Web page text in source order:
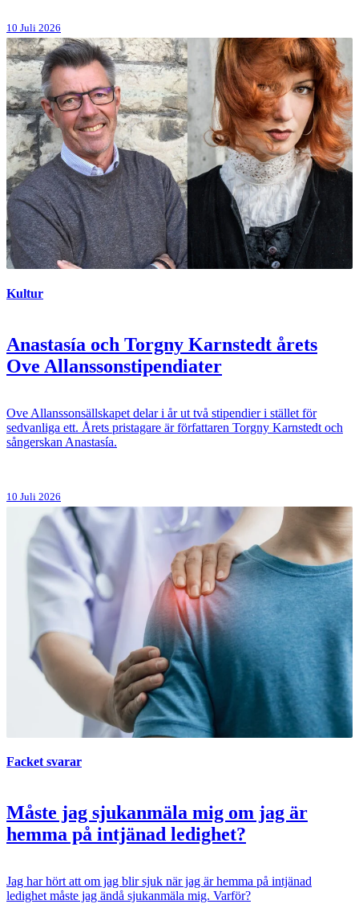
10 Juli 2026
Kultur
Anastasía och Torgny Karnstedt årets
Ove Allanssonstipendiater
Ove Allanssonsällskapet delar i år ut två stipendier i stället för
sedvanliga ett. Årets pristagare är författaren Torgny Karnstedt och
sångerskan Anastasía.
10 Juli 2026
Facket svarar
Måste jag sjukanmäla mig om jag är
hemma på intjänad ledighet?
Jag har hört att om jag blir sjuk när jag är hemma på intjänad
ledighet måste jag ändå sjukanmäla mig. Varför?